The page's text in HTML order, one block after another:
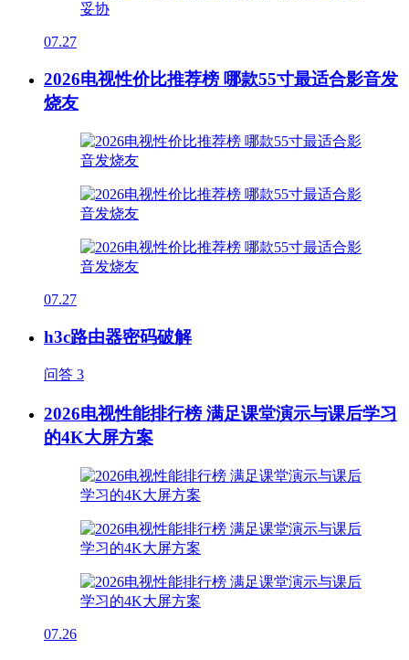
07.27
2026电视性价比推荐榜 哪款55寸最适合影音发
烧友
07.27
h3c路由器密码破解
问答 3
2026电视性能排行榜 满足课堂演示与课后学习
的4K大屏方案
07.26